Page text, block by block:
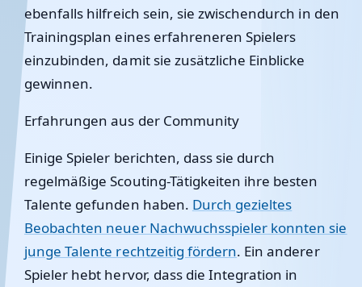
ebenfalls hilfreich sein, sie zwischendurch in den
Trainingsplan eines erfahreneren Spielers
einzubinden, damit sie zusätzliche Einblicke
gewinnen.
Erfahrungen aus der Community
Einige Spieler berichten, dass sie durch
regelmäßige Scouting-Tätigkeiten ihre besten
Talente gefunden haben. Durch gezieltes
Beobachten neuer Nachwuchsspieler konnten sie
junge Talente rechtzeitig fördern. Ein anderer
Spieler hebt hervor, dass die Integration in